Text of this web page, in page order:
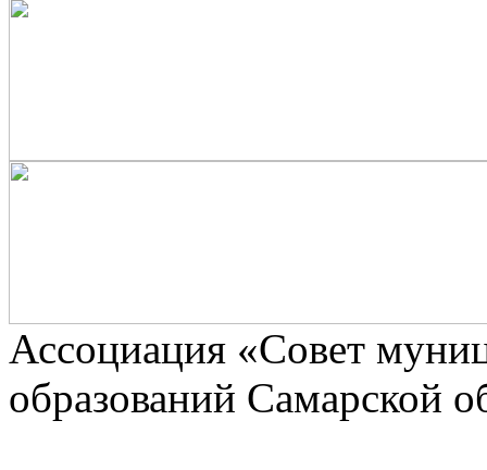
Ассоциaция «Совет
образований Самарской